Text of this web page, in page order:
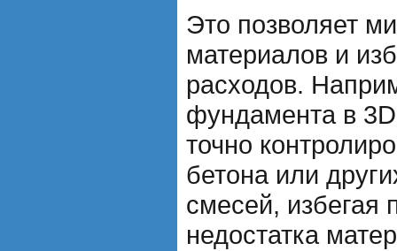
Это позволяет
материалов и
расходов.
фундамента в
точно
бетона или
смесей, избегая
недостатка